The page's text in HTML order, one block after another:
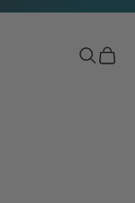
Search
Cart